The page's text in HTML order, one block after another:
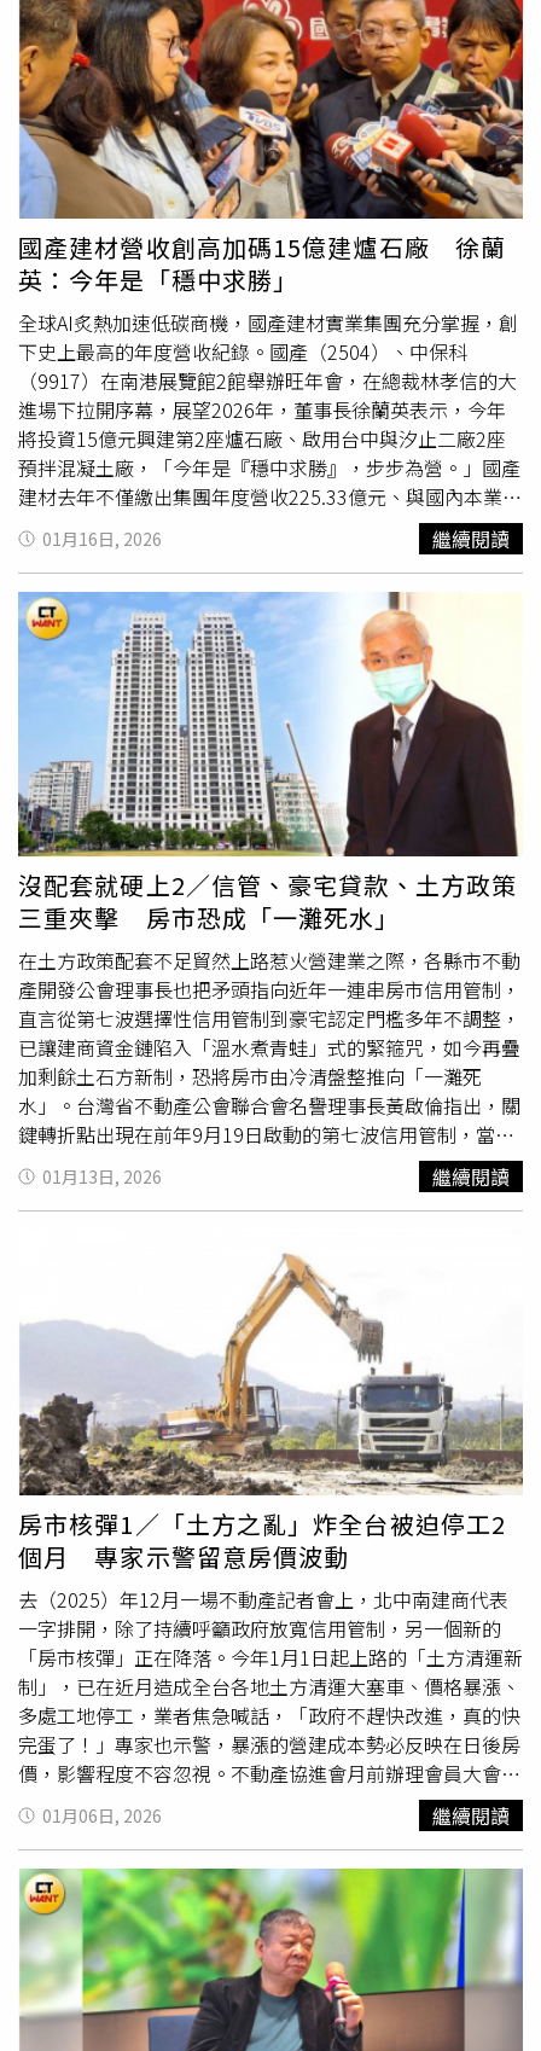
下季軍的新高創廣告，透過承接「推案王」寶佳建設的穩定
案源，2025年在房市逆風中突圍，接案總銷達805億元，年
增近4成，指標案包括新北市新莊區180億元的「馥華之
道」與泰山區130億元的「百達莊園」。去年甲山林也採讓
利政策，董事長祝文宇表示，有讓利的案子都賣得不錯，但
因為有很多同業在抱怨，所以今年雖然會讓利，但適度讓利
可以賣得動就好。（圖／林榮芳攝）而退居第四名的甲山
林，去年接案主要來自新北市新店區150億元的「寶鈺」及
三重區130億元的「市政帝寶」，總銷為686億元，年減逾4
成。月前，董事長祝文宇也坦言，銷售額自前年的千億滑落
至約400億元，年減 200%，房市進入冷靜期、深度盤整
期，今年公司將持續「讓利換速度」。 今年甲山林百億級
指標大案包括新北市中和「左岸明珠」總銷380億元、泰山
「當代帝寶」總銷150億元、桃園龜山「AI都會城1、2期」
總銷540億元，以及「新竹帝寶」總銷250億元，且親一色
皆是自建案。據了解，今年甲山林全年推案規模雖上看
1,500億元，但多數仍以自建案為主，外接案僅針對地段條
件佳、產品定位清楚的案件才主動爭取，接案態度相對審
慎。聯碩地產去年靠著400億元「國城寳實」擠進十大代
銷，不過對於今年推案計畫，聯碩地產表示，限貸令未解現
在又有土方之亂，今年將以銷售舊案為主。（圖／林榮芳
攝） 2025十大代銷也有2家接案量逆勢成長新進入榜。璞園
建築2025年接案總銷翻倍成長至377億元，重返十大代銷行
列，主要動能來自自家建設與西華飯店合建案「西華璞
園」，單一指標案即占175億元；而聯碩地產去年靠著台南
東區「國城寳實」單一個案貢獻400億元，首度躋身十大代
銷行列，2025年接案總銷衝上497億元，年增近3倍，堪稱
年度黑馬。 馨傳不動產智庫執行長何世昌分析，前幾年房
市多半跟著科技業移動，中南部市場表現亮眼，但2025年
則呈現「北溫南冷」，中南部買氣趨緩，雙北市場反而相對
穩定，全國布局有助於分散風險，因此可見能夠長期名列十
大代銷行列的業者，多半具備「全台布局」的共通特質。
何世昌也進一步指出，2025年進入第四季後，成交量有逐
步回溫跡象，主要因寶佳等大型建商率先讓利，透過「降價
取量」策略推案，市場恐慌情緒也逐漸消退，2025年應是
預售屋成交的谷底，預期今年會緩步回升，但整體買氣仍以
自用為主，價格則在建商讓利換成交下，持續盤整格局。
大廠及亞洲金融資產管理中心相繼布局，帶動高階科技就業
人口與產業發展前景，吸引高資產族群積極卡位。此外，區
內坐落多家國際級酒店，高端生活圈逐步成形，進一步推升
高端置產需求，讓亞灣區成為高雄豪宅市場的新聚落。而榮
登高雄豪宅王的「國城定潮」，規劃41層樓大坪數格局，從
建築外觀、公共空間、庭園景觀、營建管理到燈光設計，皆
邀集國際知名團隊操刀，並創業界先例，引進米其林星級餐
廳，除地段紅利與景觀優勢外，品牌建商出品及產品稀有
性，對高資產客群而言更具吸引力，也成為創價關鍵。進一
步觀察，2025年五大豪宅成交單價表現，僅「國城定潮」
為年度唯一穩守6字頭的豪宅社區，其餘包括「皇苑御之
苑」「遠雄THE ONE」及TWICE周子瑜曾入手的「雄崗信
義美術館」等指標豪宅，年度最高單價均落在5字頭，且皆
未突破社區歷史新高，整體成交單價走勢收斂。台灣房屋集
團趨勢中心經理李家妮表示，2023~2024年，高雄豪宅交易
屢屢刷新房價天花板，美術館預售豪宅「御皇苑」頂樓戶，
更於2024年以每坪84.72萬元，正式寫下高雄房價新紀元，
相較於前兩年的精彩程度，2025年豪宅市場氛圍明顯轉趨
保守。且去年全年度總價超過4000萬元以上的「預售交
易」，除了1筆店面外，其餘住宅戶均掛零，為近5年來首
見。李家妮指出，2025年全台房市迎來景氣寒冬，在多波
信用管制影響下，高總價住宅貸款成數已下修至3成，且無
寬限期，相當自備款比例高達7成，加上2025年受地緣政
治、關稅風波等影響，雖然多數企業主及高端客具備購屋資
金實力，但考量財務運用彈性、通膨風險及整體景氣不確定
性，進場態度轉為觀望，高雄豪宅市場以往就相較中北部去
化慢，在市場轉冷之際，高端客對資產重新配置的決策也更
趨謹慎。此外，李家妮也表示，前兩年因高雄豪宅買氣熱
絡，部分指標預售案已完成一波去化，市場可售物件相對減
少，加上近期豪宅推案量明顯放緩，面臨供給收斂、限貸令
管制及資金彈性下降「三箭齊射」，也使得豪宅成交動能，
呈現價量盤整格局。
國產建材營收創高加碼15億建爐石廠 徐蘭
英：今年是「穩中求勝」
全球AI炙熱加速低碳商機，國產建材實業集團充分掌握，創
下史上最高的年度營收紀錄。國產（2504）、中保科
（9917）在南港展覽館2館舉辦旺年會，在總裁林孝信的大
進場下拉開序幕，展望2026年，董事長徐蘭英表示，今年
將投資15億元興建第2座爐石廠、啟用台中與汐止二廠2座
預拌混凝土廠，「今年是『穩中求勝』，步步為營。」國產
建材去年不僅繳出集團年度營收225.33億元、與國內本業年
度營收194.84億元，雙雙創下史上最高營收好成績，同時在
全台擁有龐大近45萬坪左右土地資產，除了位處東區門戶軸
心南港外，還有鄰近北士科近2萬坪土地，未來具有龐大的
潛在開發價值。徐蘭英表示，從2024年央行下達
措施，到去年整個發酵，今年又來個「土方之亂」，整體來
說房市非常不確定、政策不確定、環境很惡劣。但不管怎
樣，去年國產實業還是交出不錯的成績單，是因為國產有很
多針對「低碳」的題材，尤其在結構安全上得到了很多科技
廠房的認同，在一般商業大樓推案量減少的情況下，還能創
造比以前更好的成績，「對於今年是『穩中求勝』，步步為
營，為了贏，我們還是必須努力。」徐蘭英回顧過去的一
年，國產建材2025年於全台舉辦低碳暨新產品研討發表
會，吸引上千名營建、金融與學術界專業人士熱烈參與，展
現低碳策略成效。去年推了「抗震模式混凝土」，在重大工
程與科技廠房如晶片廠的良率提升上有很大幫助，今年會持
續布局。國產建材今舉辦集團旺年會，席開200桌，最大獎
是3台Toyota corolla cross油電車，比去年加碼1台。（圖
／林榮芳攝）為了「擁材料自重」，目前董事會已經通過投
資15億元，在所屬的台北港埠興建第二座爐石研磨廠，預計
今年3月動工、2027年Q4左右完工，屆時2座爐石廠年總產
能可達到110萬公噸，不管是砂石或材料，希望能把混凝土
的要件都備齊，大大發揮「材料為王」的多元優勢佈局。針
對土方問題，她也提到，可以將廢棄物加上土石做成「再生
混凝土」，用於假設工程或導溝。徐蘭英也提到，過去幾年
在台北港建立國家級TAF認證實驗室、廠區也開始導入先進
的AI解決方案，現在繼續投資興建高端低碳的第二座爐石研
磨廠，為目前「精緻砂石、精緻粉體」創新先進製程，構築
最厚實的優勢基礎，減碳最高可達50％左右，讓國產建材集
團掌握創新研發優質低碳混凝土產品。在市場的擴展方面，
2026年啟用台中與汐止2座預拌混凝土廠，屆時集團擁有全
台業界最多的28座混凝土廠，持續墊高營運動能。展望未來
一年，徐蘭英強調，國產建材不僅自己邁向優質的低碳願
景，近年更加速推動全建材集團綠色營運佈局，旗下的惠
普、國宇建材、重置資源科技等關係企業也表現十分亮眼，
一起撐高集團營收，更力挺全台龐大低碳建設需求。2026
年也持續精進相關先進研發進程，推出具有競爭力的低碳相
關產品，為國產建材厚植營運優勢，繼續蟬聯「史上雙高」
的好成績。
01月16日, 2026 繼續閱讀
沒配套就硬上2／信管、豪宅貸款、土方政策
三重夾擊 房市恐成「一灘死水」
在土方政策配套不足貿然上路惹火營建業之際，各縣市不動
產開發公會理事長也把矛頭指向近年一連串房市信用管制，
直言從第七波選擇性信用管制到豪宅認定門檻多年不調整，
已讓建商資金鏈陷入「溫水煮青蛙」式的緊箍咒，如今再疊
加剩餘土石方新制，恐將房市由冷清盤整推向「一灘死
水」。台灣省不動產公會聯合會名譽理事長黃啟倫指出，關
鍵轉折點出現在前年9月19日啟動的第七波信用管制，當時
政府為抑制房價，對第2戶以上貸款成數、寬限期與核貸條
件祭出更嚴格限制。自去年央行祭出第7波選擇性信用管制
措施後，不只許多第2戶貸款換屋族被卡死，市場慘澹氛圍
也讓沒有立即貸款需求的預售交易跟著量縮。（示意圖／
CTWANT資料室）至今，許多購屋人在政策「溯及既往」追
殺下，出現換約甚至違約的亂象，像是第2戶貸款的換屋族
面臨自備款從7成變5成，即使出售原屋切結書已延長18個
月，但房市仍急凍賣不出，同樣被要求補足貸款不足的現
金。「打炒房」卻讓以自住與換屋為主的實際需求也被一併
鎖死。「政府一直覺得就算房價有跌，也跌得不夠，因此不
放寬政策，但他們沒想到，現在不是跌不跌的問題，是根本
沒有人來看房子，房子想賣都賣不掉。」他說，成交量急凍
與來客數驟減，帶來的是實實在在的流動性風險。在他觀
察，央行與主管機關只盯著價格曲線，卻忽略了市場資金與
交易鏈條的斷裂，「你不能把自己考慮不周全的後果，都讓
業者承擔。」土方政策就是一例。全流向管制、GPS、聯單
制度原本是為了杜絕亂倒與環境污染，但在最終處理場不
足、配套未完備的情況下，反而推升營建成本、卡死工期，
讓房價更難下修，「很多政策看似打房，結果只是助漲成
本。」業者也反映，高價住宅貸款認定標準已多年未調整，
雙北以外地區總價4000萬元以上即認定豪宅，讓中南部不
少新透天產品貸款只能3成，造成換屋民眾卻步。（圖／業
者提供）多位理事長也點名，豪宅認定標準長期未滾動調
整，是另一個扭曲市場結構的關鍵因素。大台中不動產開發
公會理事長蕭成忠表示，他11年前蓋透天電梯別墅時，營建
成本每坪約8~9萬元，如今已拉高到至少15萬元以上，中間
差距超過6萬元，但雙北以外高價住宅4000萬元的貸款門檻
從未改變，「成本一路漲，規定卻一成不變，等於把市場全
部壓死在一個舊標準！」他舉例，中南部很多三代同堂的三
明治世代，長輩通常腳都不行，所以一定需要電梯別墅，但
這類產品幾乎超過4000萬元以上；都會區大樓也是壓在
01月13日, 2026 繼續閱讀
房市核彈1／「土方之亂」炸全台被迫停工2
個月 專家示警留意房價波動
去（2025）年12月一場不動產記者會上，北中南建商代表
一字排開，除了持續呼籲政府放寬信用管制，另一個新的
「房市核彈」正在降落。今年1月1日起上路的「土方清運新
制」，已在近月造成全台各地土方清運大塞車、價格暴漲、
多處工地停工，業者焦急喊話，「政府不趕快改進，真的快
完蛋了！」專家也示警，暴漲的營建成本勢必反映在日後房
價，影響程度不容忽視。不動產協進會月前辦理會員大會，
龍寶建設董事長張麗莉(左3)、勤美集團董事長林廷芳(右
3)、將捷集團總裁林長勳(前)、連雲建設總經理蔡漢霖(右2)
等代表反映「土方之亂」全台受影響。（圖／林榮芳攝）
「全台各地都因土方清運成本暴漲，甚至有錢也處理不了，
建商都不敢貿然開工，甚至有營造廠必須調整合約成本約3
成以上。」不動產協進會理事長、龍寶建設董事長張麗莉，
與勤美集團董事長林廷芳、將捷集團總裁林長勳、連雲建設
總經理蔡漢霖……等多位建築界代表向政府喊話，他們擔
憂，不只多出的營建成本將堆疊房價，目前已有同業出現停
01月06日, 2026 繼續閱讀